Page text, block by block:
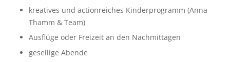
kreatives und actionreiches Kinderprogramm (Anna
Thamm & Team)
Ausflüge oder Freizeit an den Nachmittagen
gesellige Abende